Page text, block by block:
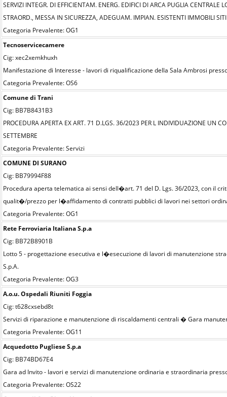
SERVIZI INTEGR. DI EFFICIENTAM. ENERG. EDIFICI DI ARCA PUGLIA
STRAORD., MESSA IN SICUREZZA, ADEGUAM. IMPIAN. ESISTENTI IMMOBILI
Categoria Prevalente: OG1
Tecnoservicecamere
Cig: xec2xemkhuxh
Manifestazione di Interesse - lavori di riqualificazione della Sala Ambrosi
Categoria Prevalente: OS6
Comune di Trani
Cig: BB7B8431B3
PROCEDURA APERTA EX ART. 71 D.LGS. 36/2023 PER L INDIVIDUAZIONE UN
SETTEMBRE
Categoria Prevalente: Servizi
COMUNE DI SURANO
Cig: BB79994F88
Procedura aperta telematica ai sensi dell�art. 71 del D. Lgs. 36/2023, con il
qualit�/prezzo per l�affidamento di contratti pubblici di lavori nei settori ordinari
Categoria Prevalente: OG1
Rete Ferroviaria Italiana S.p.a
Cig: BB72B8901B
Lotto 5 - progettazione esecutiva e l�esecuzione di lavori di manutenzione
S.p.A.
Categoria Prevalente: OG3
A.o.u. Ospedali Riuniti Foggia
Cig: t628cxsebd8t
Servizi di riparazione e manutenzione di riscaldamenti centrali � Gara
Categoria Prevalente: OG11
Acquedotto Pugliese S.p.a
Cig: BB74BD67E4
Gara ad Invito - lavori e servizi di manutenzione ordinaria e straordinaria
Categoria Prevalente: OS22